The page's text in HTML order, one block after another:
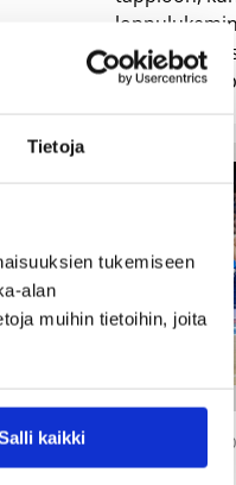
Tietoja
tukemiseen
alan
muihin tietoihin, joita
kaikki
Suomi pelaa
ensi